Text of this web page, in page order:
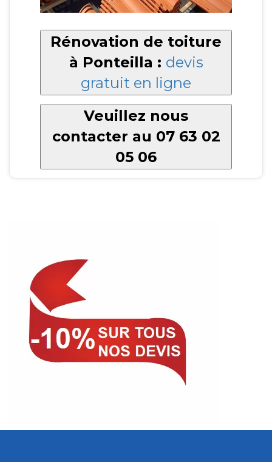
Rénovation de toiture
à Ponteilla : devis
gratuit en ligne
Veuillez nous
contacter au 07 63 02
05 06